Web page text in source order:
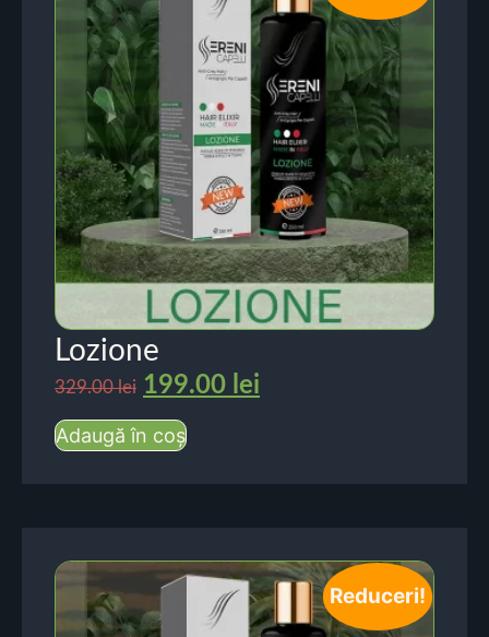
Lozione
329.00lei 199.00 lei
Adaugă în coș
Reduceri!